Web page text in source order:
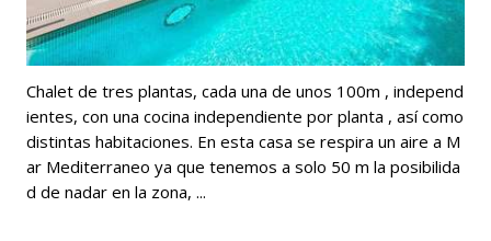
Chalet de tres plantas, cada una de unos 100m , independ
ientes, con una cocina independiente por planta , así como
distintas habitaciones. En esta casa se respira un aire a M
ar Mediterraneo ya que tenemos a solo 50 m la posibilida
d de nadar en la zona, ...